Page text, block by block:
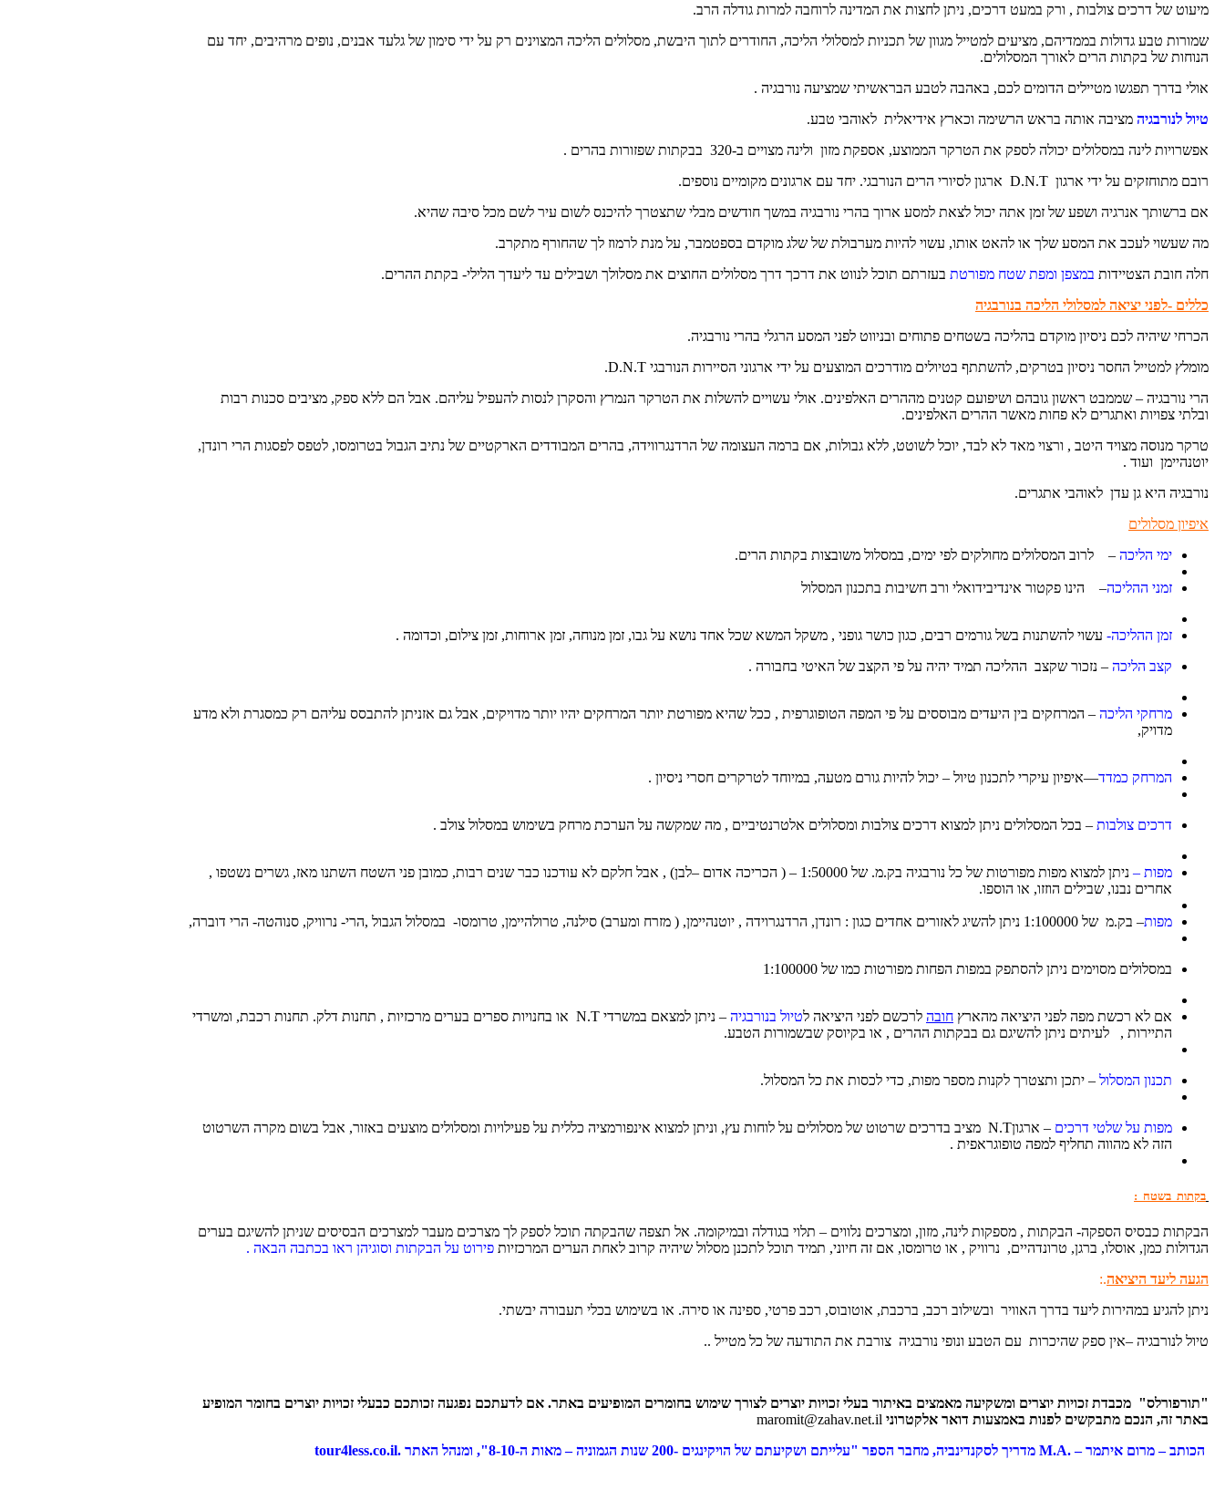
מיעוט של דרכים צולבות , ורק במעט דרכים, ניתן לחצות את המדינה לרוחבה למרות גודלה הרב.
שמורות טבע גדולות בממדיהם, מציעים למטייל מגוון של תכניות למסלולי הליכה, החודרים לתוך היבשת, מסלולים הליכה המצוינים רק על ידי סימון של גלעד אבנים, נופים מרהיבים, יחד עם
הנוחות של בקתות הרים לאורך המסלולים.
אולי בדרך תפגשו מטיילים הדומים לכם, באהבה לטבע הבראשיתי שמציעה נורבגיה .
טיול לנורבגיה מציבה אותה בראש הרשימה וכארץ אידיאלית לאוהבי טבע.
אפשרויות לינה במסלולים יכולה לספק את הטרקר הממוצע, אספקת מזון ולינה מצויים ב-320 בבקתות שפזורות בהרים .
רובם מתוחזקים על ידי ארגון D.N.T ארגון לסיורי הרים הנורבגי. יחד עם ארגונים מקומיים נוספים.
אם ברשותך אנרגיה ושפע של זמן אתה יכול לצאת למסע ארוך בהרי נורבגיה במשך חודשים מבלי שתצטרך להיכנס לשום עיר לשם מכל סיבה שהיא.
מה שעשוי לעכב את המסע שלך או להאט אותו, עשוי להיות מערבולת של שלג מוקדם בספטמבר, על מנת לרמוז לך שהחורף מתקרב.
חלה חובת הצטיידות במצפן ומפת שטח מפורטת בעזרתם תוכל לנווט את דרכך דרך מסלולים החוצים את מסלולך ושבילים עד ליעדך הלילי- בקתת ההרים.
כללים -לפני יציאה למסלולי הליכה בנורבגיה
הכרחי שיהיה לכם ניסיון מוקדם בהליכה בשטחים פתוחים ובניווט לפני המסע הרגלי בהרי נורבגיה.
מומלץ למטייל החסר ניסיון בטרקים, להשתתף בטיולים מודרכים המוצעים על ידי ארגוני הסיירות הנורבגי D.N.T.
הרי נורבגיה – שממבט ראשון גובהם ושיפועם קטנים מההרים האלפינים. אולי עשויים להשלות את הטרקר הנמרץ והסקרן לנסות להעפיל עליהם. אבל הם ללא ספק, מציבים סכנות רבות
ובלתי צפויות ואתגרים לא פחות מאשר ההרים האלפינים.
טרקר מנוסה מצויד היטב , ורצוי מאד לא לבד, יוכל לשוטט, ללא גבולות, אם ברמה העצומה של הרדנגרווידה, בהרים המבודדים הארקטיים של נתיב הגבול בטרומסו, לטפס לפסגות הרי רונדן,
יוטנהיימן ועוד .
נורבגיה היא גן עדן לאוהבי אתגרים.
איפיון מסלולים
ימי הליכה – לרוב המסלולים מחולקים לפי ימים, במסלול משובצות בקתות הרים.
זמני ההליכה– הינו פקטור אינדיבידואלי ורב חשיבות בתכנון המסלול
זמן ההליכה- עשוי להשתנות בשל גורמים רבים, כגון כושר גופני , משקל המשא שכל אחד נושא על גבו, זמן מנוחה, זמן ארוחות, זמן צילום, וכדומה .
קצב הליכה – נזכור שקצב ההליכה תמיד יהיה על פי הקצב של האיטי בחבורה .
מרחקי הליכה – המרחקים בין היעדים מבוססים על פי המפה הטופוגרפית , ככל שהיא מפורטת יותר המרחקים יהיו יותר מדויקים, אבל גם אזניתן להתבסס עליהם רק כמסגרת ולא מדע
מדויק,
המרחק כמדד—איפיון עיקרי לתכנון טיול – יכול להיות גורם מטעה, במיוחד לטרקרים חסרי ניסיון .
דרכים צולבות – בכל המסלולים ניתן למצוא דרכים צולבות ומסלולים אלטרנטיביים , מה שמקשה על הערכת מרחק בשימוש במסלול צולב .
מפות –
ניתן למצוא מפות מפורטות של כל נורבגיה בק.מ. של 1:50000 – ( הכריכה אדום –לבן) , אבל חלקם לא עודכנו כבר שנים רבות, כמובן פני השטח השתנו מאז, גשרים נשטפו ,
אחרים נבנו, שבילים הוזזו, או הוספו.
מפות– בק.מ של 1:100000 ניתן להשיג לאזורים אחדים כגון : רונדן, הרדנגרוידה , יוטנהיימן, ( מזרח ומערב) סילנה, טרולהיימן, טרומסו- במסלול הגבול ,הרי- נרוויק, סנוהטה- הרי דוברה,
במסלולים מסוימים ניתן להסתפק במפות הפחות מפורטות כמו של 1:100000
אם לא רכשת מפה לפני היציאה מהארץ חובה לרכשם לפני היציאה לטיול בנורבגיה
– ניתן למצאם במשרדי N.T או בחנויות ספרים בערים מרכזיות , תחנות דלק. תחנות רכבת, ומשרדי
התיירות , לעיתים ניתן להשיגם גם בבקתות ההרים , או בקיוסק שבשמורות הטבע.
תכנון המסלול – יתכן ותצטרך לקנות מספר מפות, כדי לכסות את כל המסלול.
מפות על שלטי דרכים
– ארגוןN.T מציב בדרכים שרטוט של מסלולים על לוחות עץ, וניתן למצוא אינפורמציה כללית על פעילויות ומסלולים מוצעים באזור, אבל בשום מקרה השרטוט
הזה לא מהווה תחליף למפה טופוגראפית .
בקתות בשטח :
הבקתות כבסיס הספקה- הבקתות , מספקות לינה, מזון, ומצרכים נלווים – תלוי בגודלה ובמיקומה. אל תצפה שהבקתה תוכל לספק לך מצרכים מעבר למצרכים הבסיסים שניתן להשיגם בערים
הגדולות כמן, אוסלו, ברגן, טרונדהיים, נרוויק , או טרומסו, אם זה חיוני, תמיד תוכל לתכנן מסלול שיהיה קרוב לאחת הערים המרכזיות פירוט על הבקתות וסוגיהן ראו בכתבה הבאה .
הגעה ליעד היציאה.:
ניתן להגיע במהירות ליעד בדרך האוויר ובשילוב רכב, ברכבת, אוטובוס, רכב פרטי, ספינה או סירה. או בשימוש בכלי תעבורה יבשתי.
טיול לנורבגיה –אין ספק שהיכרות עם הטבע ונופי נורבגיה צורבת את התודעה של כל מטייל ..
"תורפורלס" מכבדת זכויות יוצרים ומשקיעה מאמצים באיתור בעלי זכויות יוצרים לצורך שימוש בחומרים המופיעים באתר. אם לדעתכם נפגעה זכותכם כבעלי זכויות יוצרים בחומר המופיע
באתר זה, הנכם מתבקשים לפנות באמצעות דואר אלקטרוני maromit@zahav.net.il
הכותב – מרום איתמר – .M.A מדריך לסקנדינביה, מחבר הספר "עלייתם ושקיעתם של הויקינגים -200 שנות הגמוניה – מאות ה-8-10", ומנהל האתר .tour4less.co.il